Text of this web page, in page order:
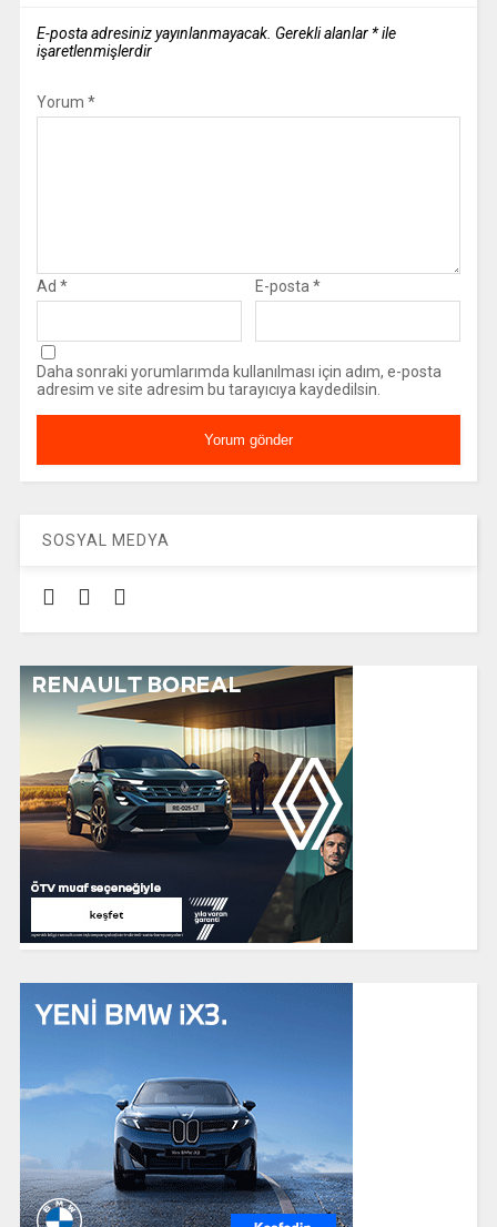
E-posta adresiniz yayınlanmayacak. Gerekli alanlar *ile
işaretlenmişlerdir
Yorum *
Ad * E-posta *
Daha sonraki yorumlarımda kullanılması için adım, e-posta
adresim ve site adresim bu tarayıcıya kaydedilsin.
SOSYAL MEDYA